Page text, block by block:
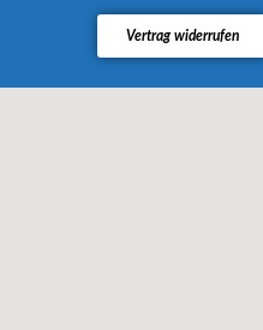
Vertrag widerrufen